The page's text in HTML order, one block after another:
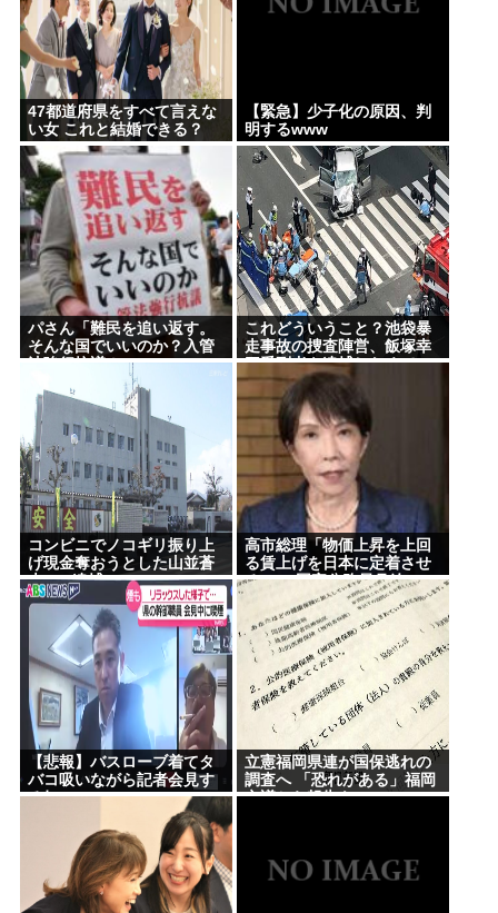
47都道府県をすべて言えな
い女 これと結婚できる？
【緊急】少子化の原因、判
明するwww
パさん「難民を追い返す。
そんな国でいいのか？入管
法強行抗議！」
これどういうこと？池袋暴
走事故の捜査陣営、飯塚幸
三受刑者を逮捕しなくてい
い理由を考えるために1000
ページもの法解釈書を読ん
でた模様…自民議員からも
圧力
コンビニでノコギリ振り上
げ現金奪おうとした山並蒼
大(21)逮捕
高市総理「物価上昇を上回
る賃上げを日本に定着させ
る」 →国家公務員月給
3.51％増へ 地方公務員も追
随する見通し
【悲報】バスローブ着てタ
バコ吸いながら記者会見す
る奴www
立憲福岡県連が国保逃れの
調査へ 「恐れがある」福岡
市議から報告も